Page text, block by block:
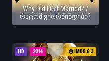
Why Did I Get Married? /
რატომ ვქორწინდები?
HD 2014 IMDB 6.3